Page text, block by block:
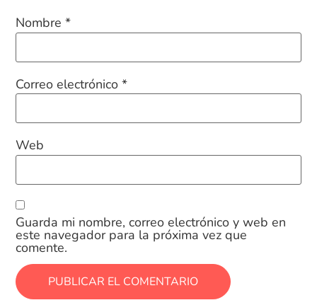
Nombre*
Correo electrónico*
Web
Guarda mi nombre, correo electrónico y web en
este navegador para la próxima vez que
comente.